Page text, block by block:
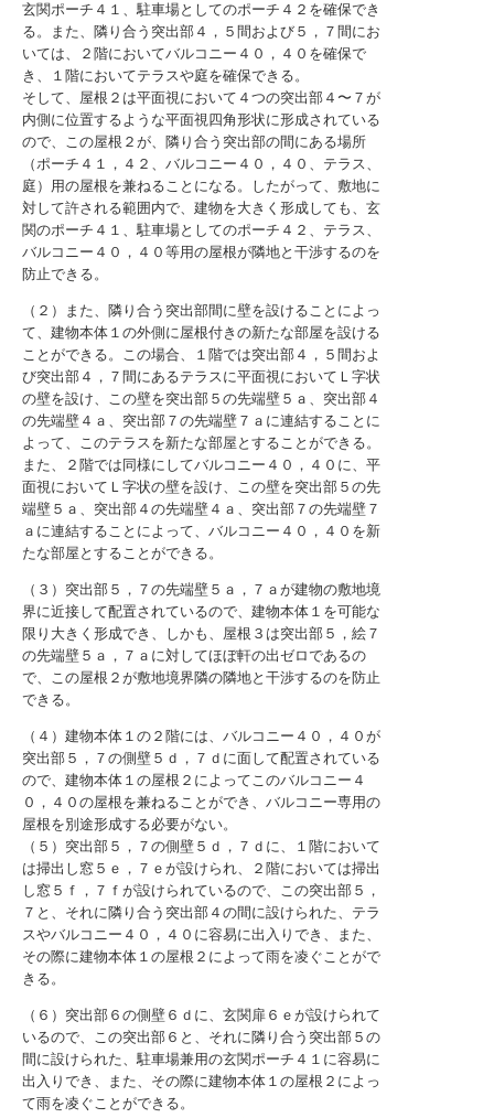
玄関ポーチ４１、駐車場としてのポーチ４２を確保でき
る。また、隣り合う突出部４，５間および５，７間にお
いては、２階においてバルコニー４０，４０を確保で
き、１階においてテラスや庭を確保できる。
そして、屋根２は平面視において４つの突出部４〜７が
内側に位置するような平面視四角形状に形成されている
ので、この屋根２が、隣り合う突出部の間にある場所
（ポーチ４１，４２、バルコニー４０，４０、テラス、
庭）用の屋根を兼ねることになる。したがって、敷地に
対して許される範囲内で、建物を大きく形成しても、玄
関のポーチ４１、駐車場としてのポーチ４２、テラス、
バルコニー４０，４０等用の屋根が隣地と干渉するのを
防止できる。
（２）また、隣り合う突出部間に壁を設けることによっ
て、建物本体１の外側に屋根付きの新たな部屋を設ける
ことができる。この場合、１階では突出部４，５間およ
び突出部４，７間にあるテラスに平面視においてＬ字状
の壁を設け、この壁を突出部５の先端壁５ａ、突出部４
の先端壁４ａ、突出部７の先端壁７ａに連結することに
よって、このテラスを新たな部屋とすることができる。
また、２階では同様にしてバルコニー４０，４０に、平
面視においてＬ字状の壁を設け、この壁を突出部５の先
端壁５ａ、突出部４の先端壁４ａ、突出部７の先端壁７
ａに連結することによって、バルコニー４０，４０を新
たな部屋とすることができる。
（３）突出部５，７の先端壁５ａ，７ａが建物の敷地境
界に近接して配置されているので、建物本体１を可能な
限り大きく形成でき、しかも、屋根３は突出部５，絵７
の先端壁５ａ，７ａに対してほぼ軒の出ゼロであるの
で、この屋根２が敷地境界隣の隣地と干渉するのを防止
できる。
（４）建物本体１の２階には、バルコニー４０，４０が
突出部５，７の側壁５ｄ，７ｄに面して配置されている
ので、建物本体１の屋根２によってこのバルコニー４
０，４０の屋根を兼ねることができ、バルコニー専用の
屋根を別途形成する必要がない。
（５）突出部５，７の側壁５ｄ，７ｄに、１階において
は掃出し窓５ｅ，７ｅが設けられ、２階においては掃出
し窓５ｆ，７ｆが設けられているので、この突出部５，
７と、それに隣り合う突出部４の間に設けられた、テラ
スやバルコニー４０，４０に容易に出入りでき、また、
その際に建物本体１の屋根２によって雨を凌ぐことがで
きる。
（６）突出部６の側壁６ｄに、玄関扉６ｅが設けられて
いるので、この突出部６と、それに隣り合う突出部５の
間に設けられた、駐車場兼用の玄関ポーチ４１に容易に
出入りでき、また、その際に建物本体１の屋根２によっ
て雨を凌ぐことができる。